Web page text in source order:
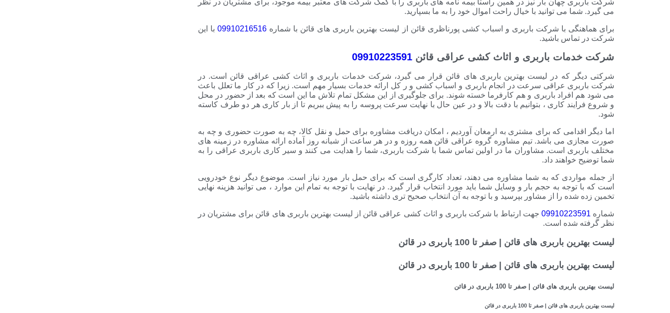
می گیرد. شما می توانید با خیال راحت اموال خود را به ما بسپارید.
برای هماهنگی با شرکت باربری و اسباب کشی پورناظری قائن از لیست بهترین باربری های قائن با شماره 09910216516با این
شرکت در تماس باشید.
شرکت خدمات باربری و اثاث کشی عراقی قائن 09910223591
شرکتی دیگر که در لیست بهترین باربری های قائن قرار می گیرد، شرکت خدمات باربری و اثاث کشی عراقی قائن است. در
شرکت باربری عراقی سرعت در انجام باربری و اسباب کشی و ر کل ارائه خدمات بسیار مهم است. زیرا که در کار ما تعلل باعث
می شود هم افراد باربری و هم کارفرما خسته شوند. برای جلوگیری از این مشکل تمام تلاش ما این است که بعد از حضور در محل
و شروع فرایند کاری ، بتوانیم با دقت بالا و در عین حال با نهایت سرعت پروسه را به پیش ببریم تا از بار کاری هر دو طرف کاسته
شود.
اما دیگر اقدامی که برای مشتری به ارمغان آوردیم ، امکان دریافت مشاوره برای حمل و نقل کالا، چه به صورت حضوری و چه به
صورت مجازی می باشد. تیم مشاوره گروه عراقی قائن همه روزه و در هر ساعت از شبانه روز آماده ارائه مشاوره در زمینه های
مختلف باربری است. مشاوران ما در اولین تماس شما با شرکت باربری، شما را هدایت می کنند و سیر کاری باربری عراقی را به
شما توضیح خواهند داد.
از جمله مواردی که به شما مشاوره می دهند، تعداد کارگری است که برای حمل بار مورد نیاز است. موضوع دیگر نوع خودرویی
است که با توجه به حجم بار و وسایل شما باید مورد انتخاب قرار گیرد. در نهایت با توجه به تمام این موارد ، می توانید هزینه نهایی
تخمین زده شده را از مشاور بپرسید و با توجه به آن انتخاب صحیح تری داشته باشید.
شماره 09910223591 جهت ارتباط با شرکت باربری و اثاث کشی عراقی قائن از لیست بهترین باربری های قائن برای مشتریان در
نظر گرفته شده است.
لیست بهترین باربری های قائن | صفر تا 100 باربری در قائن
لیست بهترین باربری های قائن | صفر تا 100 باربری در قائن
لیست بهترین باربری های قائن | صفر تا 100 باربری در قائن
لیست بهترین باربری های قائن | صفر تا 100 باربری در قائن